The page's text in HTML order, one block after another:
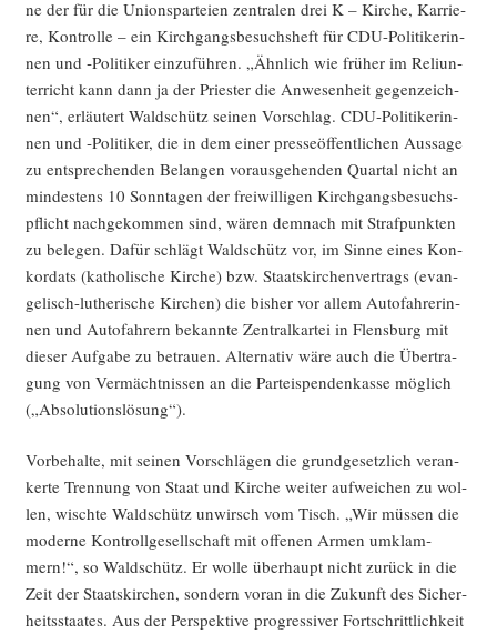
ne der für die Uni­ons­par­tei­en zen­tra­len drei K – Kir­che, Kar­rie­
re, Kon­trol­le – ein Kirch­gangs­be­suchs­heft für CDU-Poli­ti­ke­rin­
nen und ‑Poli­ti­ker ein­zu­füh­ren. „Ähn­lich wie frü­her im Reli­un­
ter­richt kann dann ja der Pries­ter die Anwe­sen­heit gegen­zeich­
nen“, erläu­tert Wald­schütz sei­nen Vor­schlag. CDU-Poli­ti­ke­rin­
nen und ‑Poli­ti­ker, die in dem einer pres­se­öf­fent­li­chen Aus­sa­ge
zu ent­spre­chen­den Belan­gen vor­aus­ge­hen­den Quar­tal nicht an
min­des­tens 10 Sonn­ta­gen der frei­wil­li­gen Kirch­gangs­be­suchs­
pflicht nach­ge­kom­men sind, wären dem­nach mit Straf­punk­ten
zu bele­gen. Dafür schlägt Wald­schütz vor, im Sin­ne eines Kon­
kor­dats (katho­li­sche Kir­che) bzw. Staats­kir­chen­ver­trags (evan­
ge­lisch-luthe­ri­sche Kir­chen) die bis­her vor allem Auto­fah­re­rin­
nen und Auto­fah­rern bekann­te Zen­tral­kar­tei in Flens­burg mit
die­ser Auf­ga­be zu betrau­en. Alter­na­tiv wäre auch die Über­tra­
gung von Ver­mächt­nis­sen an die Par­tei­spen­den­kas­se mög­lich
(„Abso­lu­ti­ons­lö­sung“).
Vor­be­hal­te, mit sei­nen Vor­schlä­gen die grund­ge­setz­lich ver­an­
ker­te Tren­nung von Staat und Kir­che wei­ter auf­wei­chen zu wol­
len, wisch­te Wald­schütz unwirsch vom Tisch. „Wir müs­sen die
moder­ne Kon­troll­ge­sell­schaft mit offe­nen Armen umklam­
mern!“, so Wald­schütz. Er wol­le über­haupt nicht zurück in die
Zeit der Staats­kir­chen, son­dern vor­an in die Zukunft des Sicher­
heits­staa­tes. Aus der Per­spek­ti­ve pro­gres­si­ver Fort­schritt­lich­keit